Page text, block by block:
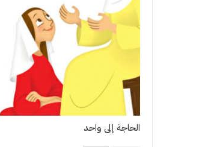
الحاجة إلى واحد